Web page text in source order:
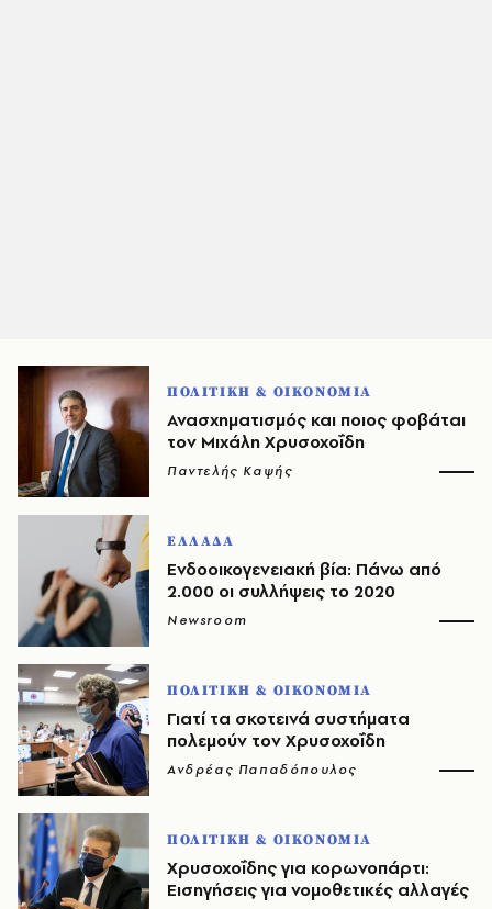
ΠΟΛΙΤΙΚΗ & ΟΙΚΟΝΟΜΙΑ
Ανασχηματισμός και ποιος φοβάται
τον Μιχάλη Χρυσοχοΐδη
Παντελής Καψής
ΕΛΛΑΔΑ
Eνδοοικογενειακή βία: Πάνω από
2.000 οι συλλήψεις το 2020
Newsroom
ΠΟΛΙΤΙΚΗ & ΟΙΚΟΝΟΜΙΑ
Γιατί τα σκοτεινά συστήματα
πολεμούν τον Χρυσοχοΐδη
Ανδρέας Παπαδόπουλος
ΠΟΛΙΤΙΚΗ & ΟΙΚΟΝΟΜΙΑ
Χρυσοχοΐδης για κορωνοπάρτι:
Εισηγήσεις για νομοθετικές αλλαγές